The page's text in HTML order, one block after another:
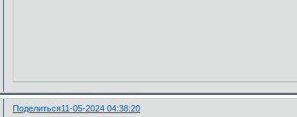
Поделиться11-05-2024 04:38:20